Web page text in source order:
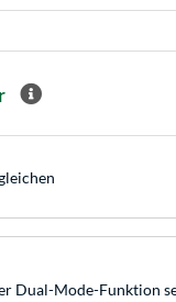
Dual-Mode-Funktion